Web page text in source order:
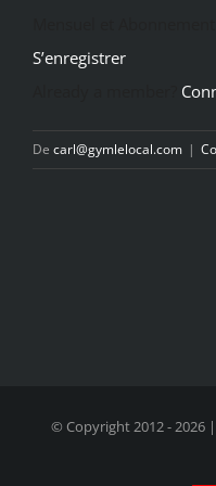
S’enregistrer
De carl@gymlelocal.com |
© Copyright 2012 -2026